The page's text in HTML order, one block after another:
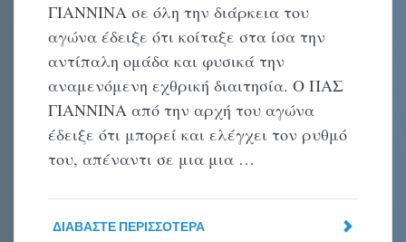
ΓΙΑΝΝΙΝΑ σε όλη την διάρκεια του
αγώνα έδειξε ότι κοίταξε στα ίσα την
αντίπαλη ομάδα και φυσικά την
αναμενόμενη εχθρική διαιτησία. Ο ΠΑΣ
ΓΙΑΝΝΙΝΑ από την αρχή του αγώνα
έδειξε ότι μπορεί και ελέγχει τον ρυθμό
του, απέναντι σε μια μια …
ΔΙΑΒΆΣΤΕ ΠΕΡΙΣΣΌΤΕΡΑ